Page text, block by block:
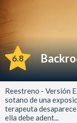
6.8
Reestreno - Versión
sotano de una
terapeuta
ella debe adent...